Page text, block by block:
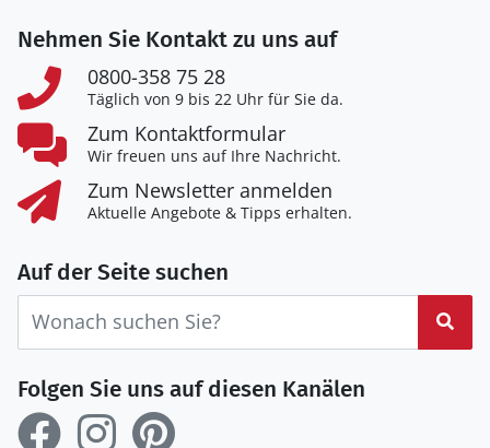
Nehmen Sie Kontakt zu uns auf
0800-358 75 28
Täglich von 9 bis 22 Uhr für Sie da.
Zum Kontaktformular
Wir freuen uns auf Ihre Nachricht.
Zum Newsletter anmelden
Aktuelle Angebote & Tipps erhalten.
Auf der Seite suchen
Folgen Sie uns auf diesen Kanälen